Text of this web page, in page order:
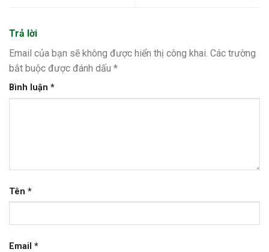
Trả lời
Email của bạn sẽ không được hiển thị công khai. Các trường
bắt buộc được đánh dấu *
Bình luận *
Tên *
Email *